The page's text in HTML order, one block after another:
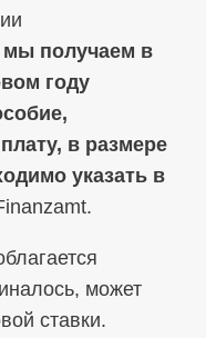
мы получаем в
году
в размере
указать в
может
ставки.